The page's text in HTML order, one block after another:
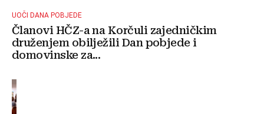
UOČI DANA POBJEDE
Članovi HČZ-a na Korčuli zajedničkim
druženjem obilježili Dan pobjede i
domovinske za...